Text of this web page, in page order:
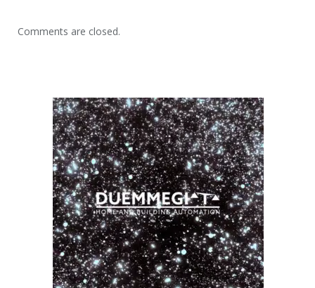
Comments are closed.